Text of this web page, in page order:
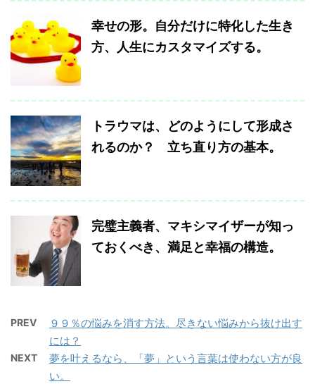
幸せの形。自分だけに特化した生き
方、人生にカスタマイズする。
トラウマは、どのようにして形成さ
れるのか？ 立ち直り方の基本。
完璧主義者、マキシマイザーが知っ
ておくべき、満足と幸福の構造。
PREV
９９％の悩みを消す方法。尽きない悩みから抜け出す
には？
NEXT
夢を叶えるなら、「夢」という言葉は使わない方が良
い。